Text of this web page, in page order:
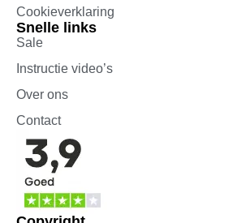
Cookieverklaring
Snelle links
Sale
Instructie video’s
Over ons
Contact